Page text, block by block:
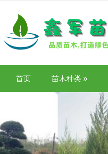
首页 苗木种类 »